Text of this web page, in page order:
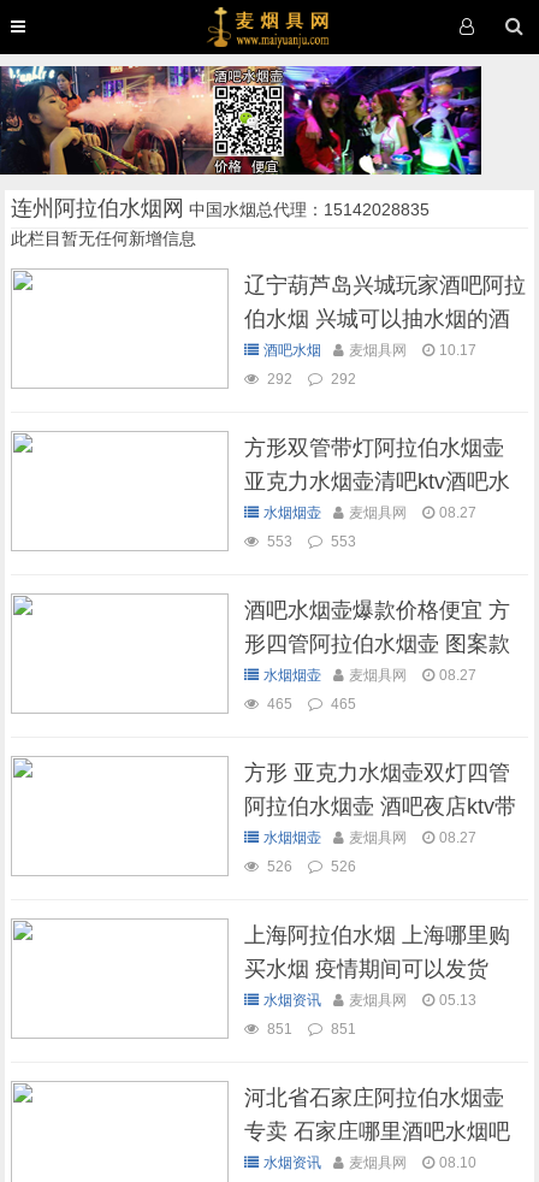
连州阿拉伯水烟网 中国水烟总代理：15142028835
此栏目暂无任何新增信息
辽宁葫芦岛兴城玩家酒吧阿拉
伯水烟 兴城可以抽水烟的酒
吧酒吧水烟 麦烟具网
10.17
292
292
方形双管带灯阿拉伯水烟壶
亚克力水烟壶清吧ktv酒吧水
烟壶水烟烟壶 麦烟具网
08.27
553
553
酒吧水烟壶爆款价格便宜 方
形四管阿拉伯水烟壶 图案款
水烟烟壶 麦烟具网
08.27
465
465
方形 亚克力水烟壶双灯四管
阿拉伯水烟壶 酒吧夜店ktv带
灯水烟壶
水烟烟壶 麦烟具网
08.27
526
526
上海阿拉伯水烟 上海哪里购
买水烟 疫情期间可以发货
吗？水烟资讯 麦烟具网
05.13
851
851
河北省石家庄阿拉伯水烟壶
专卖 石家庄哪里酒吧水烟吧
可以抽水烟
水烟资讯 麦烟具网
08.10